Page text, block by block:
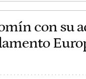
con su